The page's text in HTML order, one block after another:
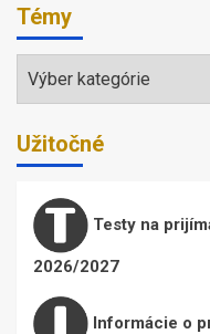
Témy
Témy
Užitočné
Testy na
2026/2027
Informácie o